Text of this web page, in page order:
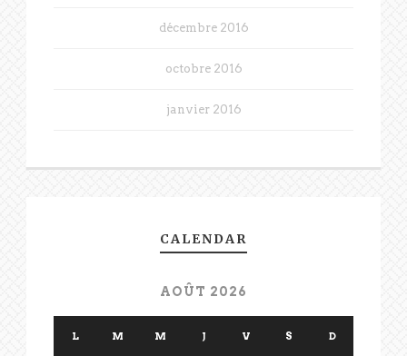
décembre 2016
octobre 2016
janvier 2016
CALENDAR
AOÛT 2026
L M M J V S D